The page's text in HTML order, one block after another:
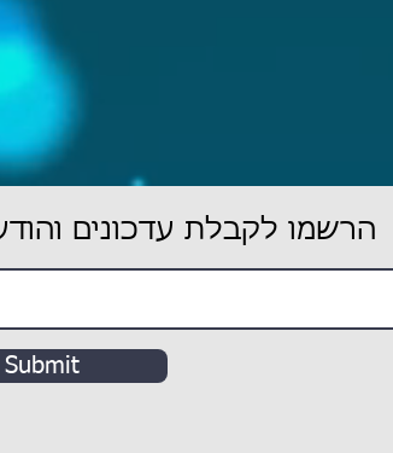
הרשמו לקבלת עדכונים
Submit